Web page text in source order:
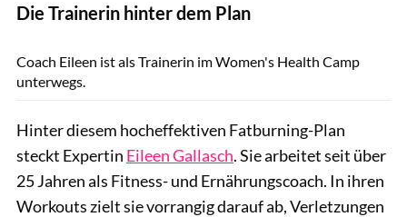
Die Trainerin hinter dem Plan
Coach Eileen ist als Trainerin im Women's Health Camp
unterwegs.
Hinter diesem hocheffektiven Fatburning-Plan
steckt Expertin Eileen Gallasch. Sie arbeitet seit über
25 Jahren als Fitness- und Ernährungscoach. In ihren
Workouts zielt sie vorrangig darauf ab, Verletzungen